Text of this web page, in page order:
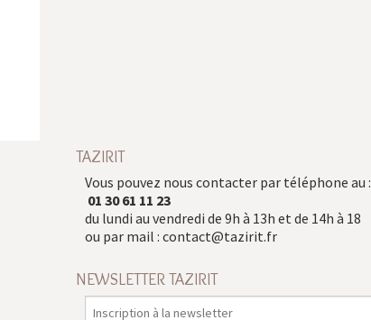
TAZIRIT
Vous pouvez nous contacter par téléphone au :
01 30 61 11 23
du lundi au vendredi de 9h à 13h et de 14h à 18
ou par mail : contact@tazirit.fr
NEWSLETTER TAZIRIT